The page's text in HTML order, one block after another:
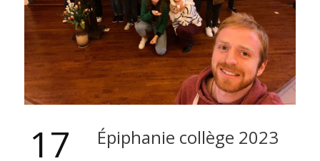
17 Épiphanie collège 2023